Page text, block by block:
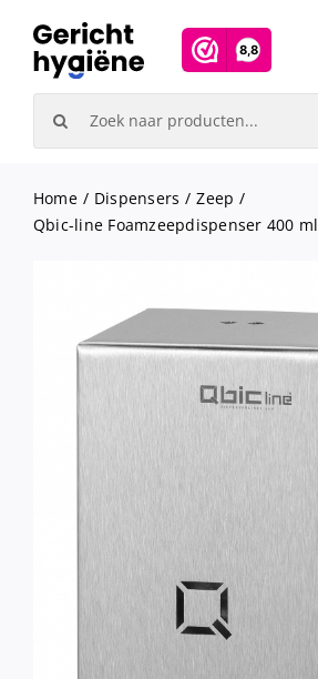
content
Home Dispensers
Zeep
Qbic-line Foamzeepdispenser 400 ml